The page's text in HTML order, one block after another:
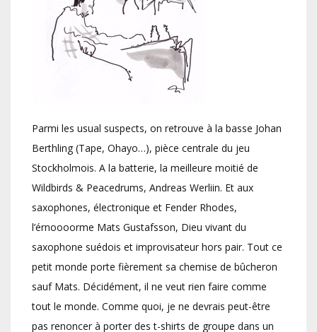
Parmi les usual suspects, on retrouve à la basse Johan
Berthling (Tape, Ohayo…), pièce centrale du jeu
Stockholmois. A la batterie, la meilleure moitié de
Wildbirds & Peacedrums, Andreas Werliin. Et aux
saxophones, électronique et Fender Rhodes,
l’érnoooorme Mats Gustafsson, Dieu vivant du
saxophone suédois et improvisateur hors pair. Tout ce
petit monde porte fièrement sa chemise de bûcheron
sauf Mats. Décidément, il ne veut rien faire comme
tout le monde. Comme quoi, je ne devrais peut-être
pas renoncer à porter des t-shirts de groupe dans un